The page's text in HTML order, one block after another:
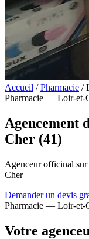
Accueil / Pharmacie /
Pharmacie — Loir-et-
Agencement
Cher (41)
Agenceur officinal
Cher
Demander un devis
Pharmacie — Loir-et-
Votre